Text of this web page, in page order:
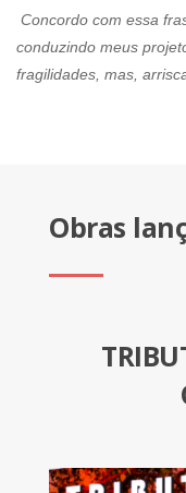
Concordo com essa
conduzindo meus
fragilidades, mas,
Obras